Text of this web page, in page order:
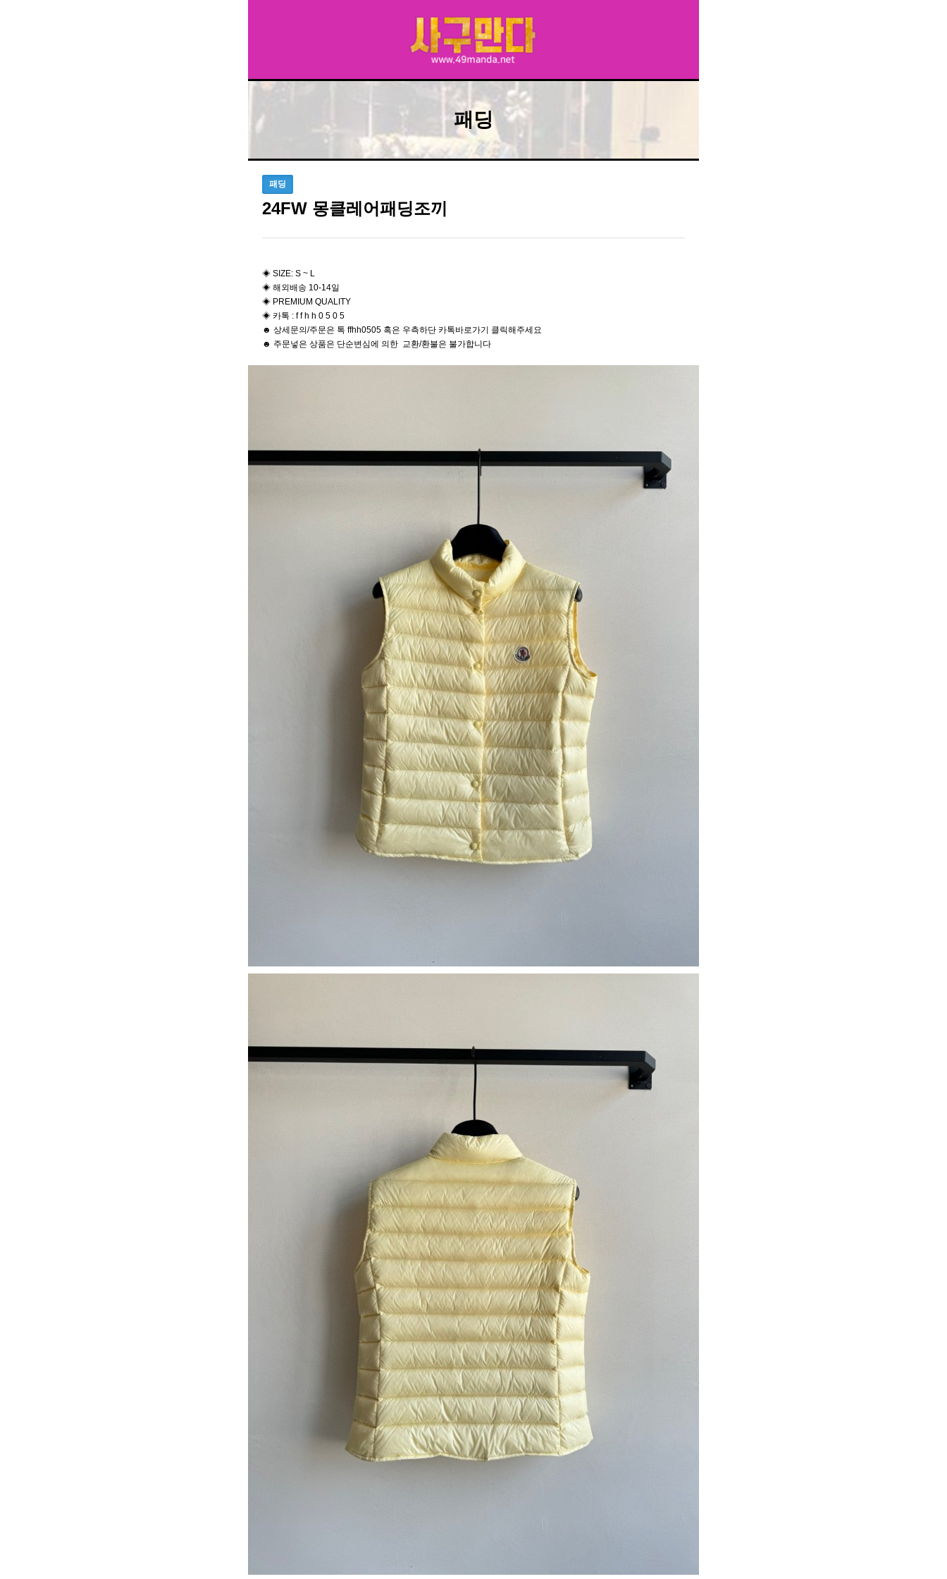
패딩
패딩
24FW 몽클레어패딩조끼
◈ SIZE: S ~ L
◈ 해외배송 10-14일
◈ PREMIUM QUALITY
◈ 카톡 : f f h h 0 5 0 5
☻ 상세문의/주문은 톡 ffhh0505 혹은 우측하단 카톡바로가기 클릭해주세요
☻ 주문넣은 상품은 단순변심에 의한 교환/환불은 불가합니다